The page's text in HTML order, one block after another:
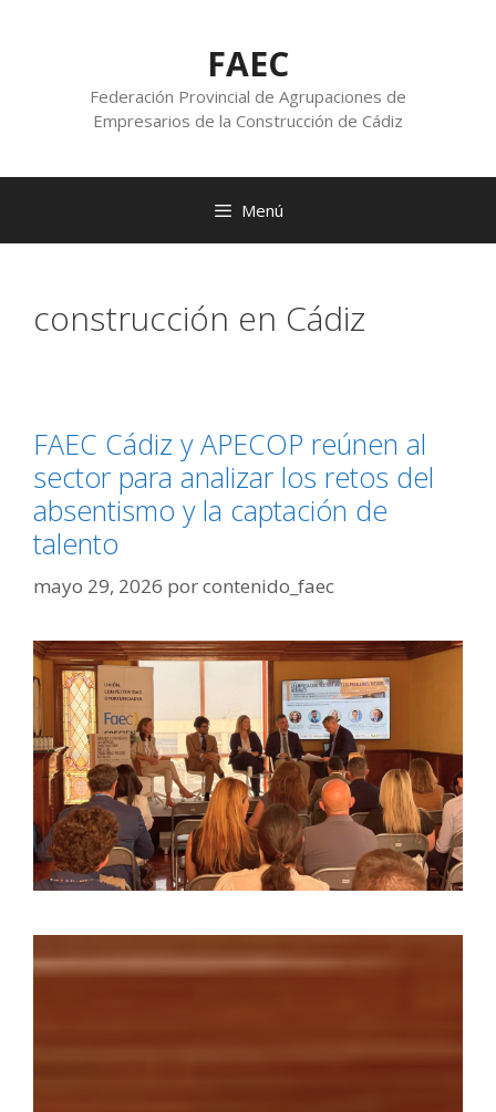
FAEC
Federación Provincial de Agrupaciones de
Empresarios de la Construcción de Cádiz
Menú
construcción en Cádiz
FAEC Cádiz y APECOP reúnen al
sector para analizar los retos del
absentismo y la captación de
talento
mayo 29, 2026 porcontenido_faec